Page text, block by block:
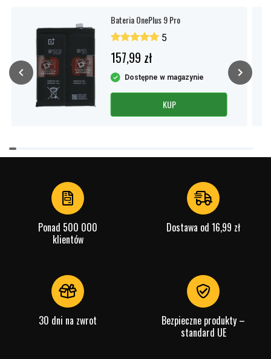
Bateria OnePlus 9 Pro
5
157,99 zł
Dostępne w magazynie
KUP
Item
1
Ponad 500 000
klientów
Dostawa od 16,99 zł
30 dni na zwrot
Bezpieczne produkty –
standard UE